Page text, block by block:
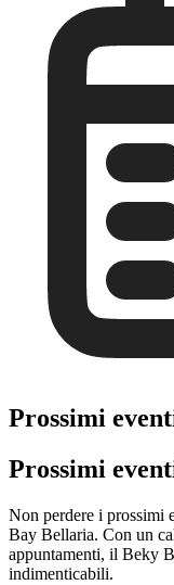
Prossimi
Prossimi
Non perdere i prossimi
Bay Bellaria. Con un
appuntamenti, il Beky
indimenticabili.